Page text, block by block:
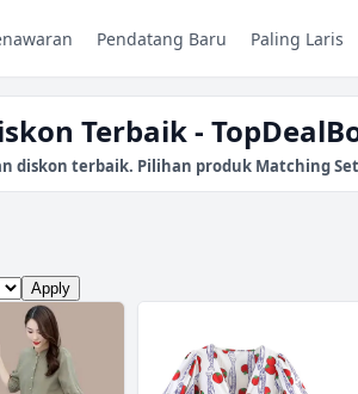
Pendatang Baru Paling Laris
Terbaik -
diskon terbaik. Pilihan produk Matching
Apply